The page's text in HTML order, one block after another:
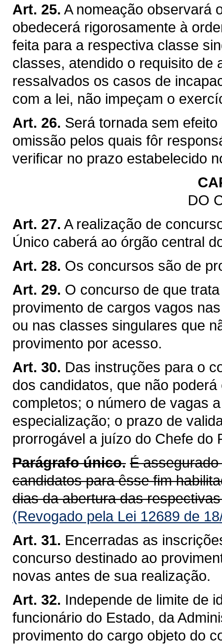
Art. 25. A nomeação observará
obedecerá rigorosamente à
feita para a respectiva classe
classes, atendido o requisito de
ressalvados os casos de
com a lei, não impeçam o
Art. 26. Será tornada sem
omissão pelos quais fôr
verificar no prazo estabelecido
DO
Art. 27. A realização de
Único caberá ao órgão central
Art. 28. Os concursos são de
Art. 29. O concurso de que
provimento de cargos vagos
ou nas classes singulares que
provimento por acesso.
Art. 30. Das instruções para o
dos candidatos, que não
completos; o número de vagas
especialização; o prazo de
prorrogável a juízo do Chefe do
Parágrafo único. É
candidatos para êsse fim
dias da abertura das
(Revogado pela Lei 12689 de
Art. 31. Encerradas as
concurso destinado ao
novas antes de sua realização.
Art. 32. Independe de limite de
funcionário do Estado, da
provimento do cargo objeto do